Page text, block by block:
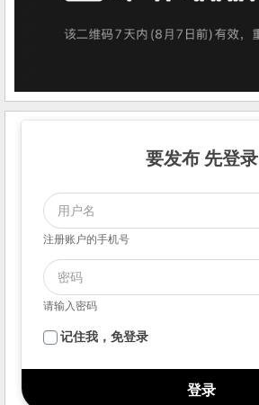
要发布 先登录
注册账户的手机号
请输入密码
记住我，免登录